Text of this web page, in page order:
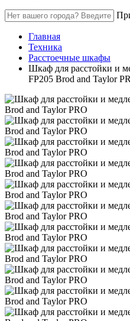
Главная
Техника
Расстоечные шкафы
Шкаф для расстойки и
FP205 Brod and Taylor